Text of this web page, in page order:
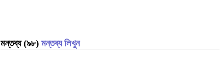
মন্তব্য (৯৮) মন্তব্য লিখুন